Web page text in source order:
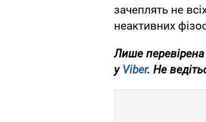
зачеплять не
неактивних
Лише
уViber. Не